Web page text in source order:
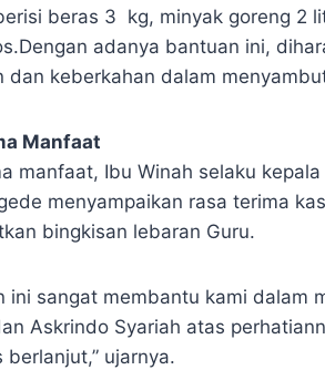
beras 3 kg, minyak goreng 2
adanya bantuan ini,
dan keberkahan dalam
Manfaat
manfaat, Ibu Winah selaku
menyampaikan rasa terima
bingkisan lebaran Guru.
ini sangat membantu kami dalam
Askrindo Syariah atas
ujarnya.